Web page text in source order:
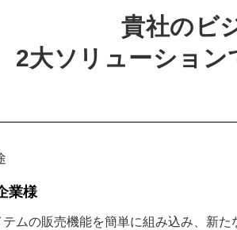
貴社のビ
2大ソリューション
業様
ムの販売機能を簡単に組み込み、新た